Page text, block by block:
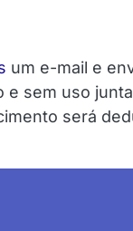
Email
um e-mail e
sem uso
será